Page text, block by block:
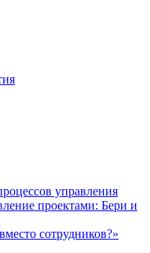
управления
проектами: Бери и
сотрудников?»